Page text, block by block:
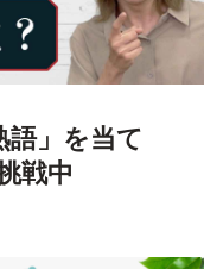
」を当て
戦中